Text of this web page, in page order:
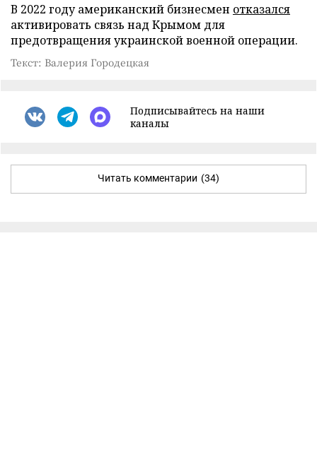
В 2022 году американский бизнесмен отказался
активировать связь над Крымом для
предотвращения украинской военной операции.
Текст: Валерия Городецкая
Подписывайтесь на наши
каналы
Читать комментарии (34)